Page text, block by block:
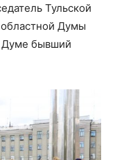
Тульской
Думы
Думе бывший